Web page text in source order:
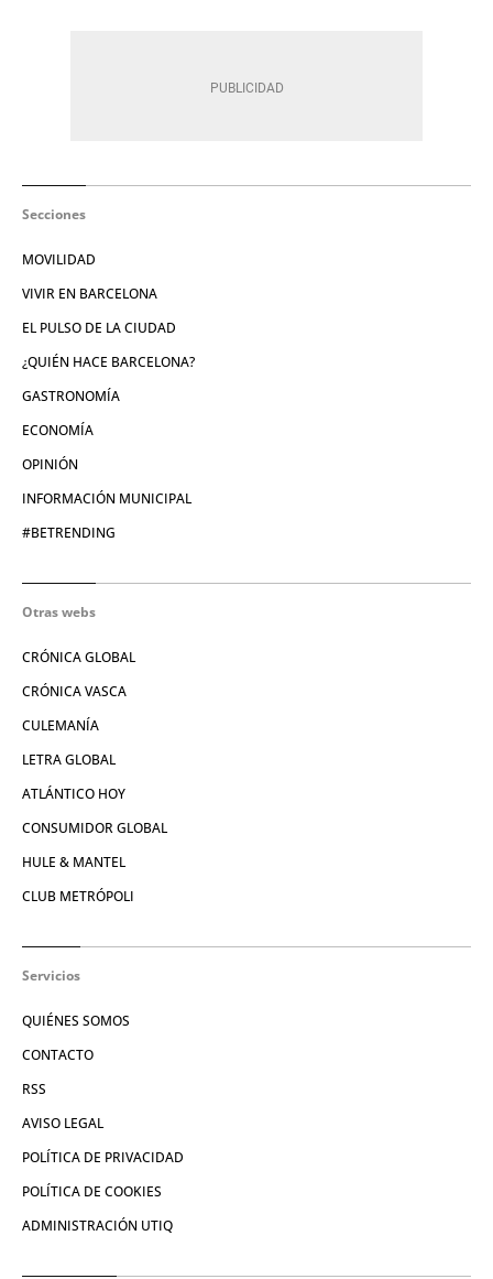
Secciones
MOVILIDAD
VIVIR EN BARCELONA
EL PULSO DE LA CIUDAD
¿QUIÉN HACE BARCELONA?
GASTRONOMÍA
ECONOMÍA
OPINIÓN
INFORMACIÓN MUNICIPAL
#BETRENDING
Otras webs
CRÓNICA GLOBAL
CRÓNICA VASCA
CULEMANÍA
LETRA GLOBAL
ATLÁNTICO HOY
CONSUMIDOR GLOBAL
HULE & MANTEL
CLUB METRÓPOLI
Servicios
QUIÉNES SOMOS
CONTACTO
RSS
AVISO LEGAL
POLÍTICA DE PRIVACIDAD
POLÍTICA DE COOKIES
ADMINISTRACIÓN UTIQ